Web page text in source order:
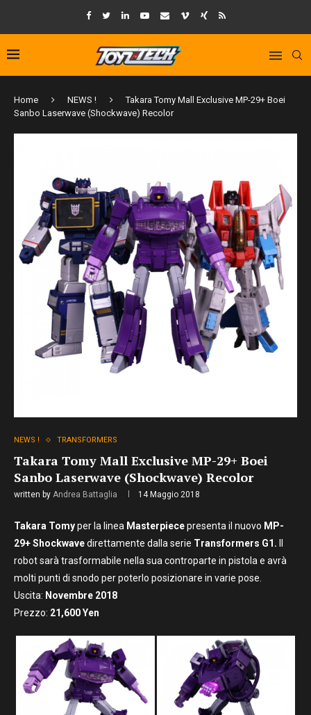
Home NEWS !
Takara Tomy Mall Exclusive MP-29+ Boei
Sanbo Laserwave (Shockwave) Recolor
NEWS ! TRANSFORMERS
Takara Tomy Mall Exclusive MP-29+ Boei
Sanbo Laserwave (Shockwave) Recolor
written by Andrea Battaglia 14 Maggio 2018
Takara Tomyper la linea Masterpiecepresenta il nuovo MP-
29+ Shockwavedirettamente dalla serie Transformers G1.
robot sarà trasformabile nella sua controparte in pistola e avrà
molti punti di snodo per poterlo posizionare in varie pose.
Uscita: Novembre 2018
Prezzo: 21,600 Yen